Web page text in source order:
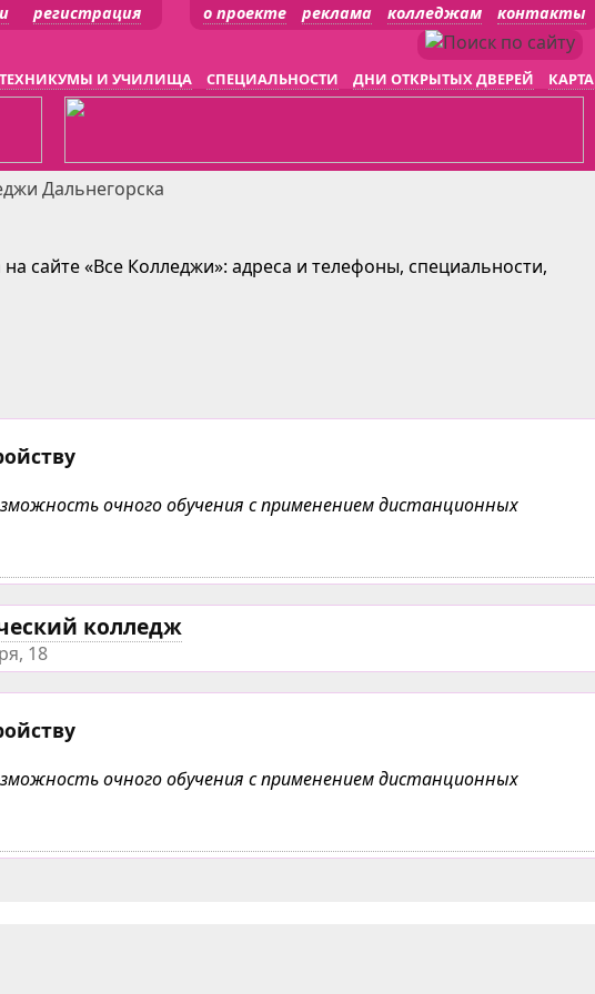
о проекте реклама колледжам контакты
регистрация
И УЧИЛИЩА СПЕЦИАЛЬНОСТИ ДНИ ОТКРЫТЫХ ДВЕРЕЙ КАРТА
Дальнегорска
сайте «Все Колледжи»: адреса и телефоны, специальности,
очного обучения с применением дистанционных
колледж
18
очного обучения с применением дистанционных